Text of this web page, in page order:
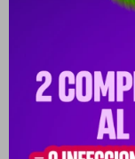
Medios de pago